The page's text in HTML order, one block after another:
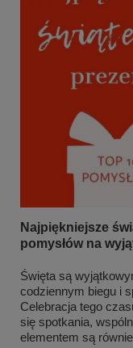
Najpiękniejsze
pomysłów na
Święta są
codziennym biegu i
Celebracja tego
się spotkania,
elementem są